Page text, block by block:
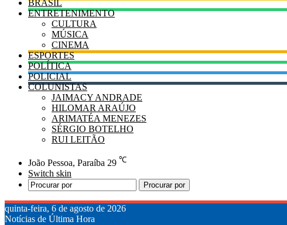
BRASIL
ENTRETENIMENTO
CULTURA
MÚSICA
CINEMA
ESPORTES
POLÍTICA
POLICIAL
COLUNISTAS
JAIMACY ANDRADE
HILOMAR ARAÚJO
ARIMATÉA MENEZES
SÉRGIO BOTELHO
RUI LEITÃO
João Pessoa, Paraíba 29 ℃
Switch skin
Procurar por
quinta-feira, 6 de agosto de 2026
Notícias de Última Hora